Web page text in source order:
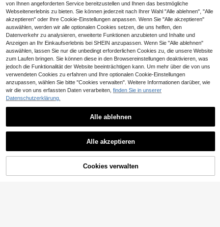
0,21€ sparen
EU Warehouse 2 Stück Damen Lässi
g einfarbige weite Hosen, strukturie
rter Stoff lange Hosen, Bindegürtel,
modisch vielseitig Reise-Essential f
ür den Herbst, müheloser Stil
6
n Casual Karomuster Hose mit Tunn
13
JETZT EINKAUFEN
von Ihnen angeforderten Service bereitzustellen und Ihnen das bestmögliche
Webseitenerlebnis zu bieten. Sie können jederzeit nach Ihrer Wahl "Alle ablehnen", "Alle
akzeptieren" oder Ihre Cookie-Einstellungen anpassen. Wenn Sie "Alle akzeptieren"
auswählen, werden wir alle optionalen Cookies setzen, die uns helfen, den
Datenverkehr zu analysieren, erweiterte Funktionen anzubieten und Inhalte und
Anzeigen an Ihr Einkaufserlebnis bei SHEIN anzupassen. Wenn Sie "Alle ablehnen"
auswählen, lassen Sie nur die unbedingt erforderlichen Cookies zu, die unsere Website
zum Laufen bringen. Sie können diese in den Browsereinstellungen deaktivieren, was
jedoch die Funktionalität der Website beeinträchtigen kann. Um mehr über die von uns
verwendeten Cookies zu erfahren und Ihre optionalen Cookie-Einstellungen
anzupassen, wählen Sie bitte "Cookies verwalten". Weitere Informationen darüber, wie
wir die von uns erfassten Daten verarbeiten, finden Sie in unserer
Datenschutzerklärung.
Alle ablehnen
Alle akzeptieren
Cookies verwalten